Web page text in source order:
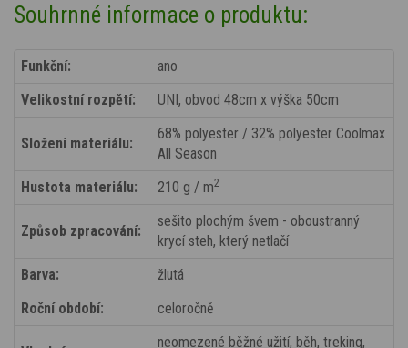
Souhrnné informace o produktu:
Funkční:
ano
Velikostní rozpětí:
UNI, obvod 48cm x výška 50cm
Složení materiálu:
68% polyester / 32% polyester Coolmax
All Season
Hustota materiálu:
210 g / m2
Způsob zpracování:
sešito plochým švem - oboustranný
krycí steh, který netlačí
Barva:
žlutá
Roční období:
celoročně
neomezené běžné užití, běh, treking,